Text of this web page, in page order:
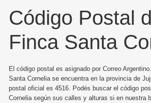
Código Postal
Finca Santa
El código postal es asignado por Correo
Santa Cornelia se encuentra en la provincia de
postal oficial es 4516. Podés buscar el código
Cornelia según sus calles y alturas si en nuestra